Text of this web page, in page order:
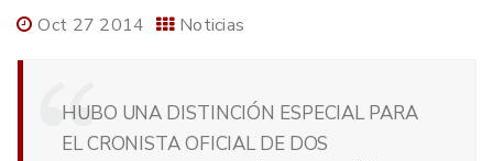
Oct 27 2014 Noticias
HUBO UNA DISTINCIÓN ESPECIAL PARA
EL CRONISTA OFICIAL DE DOS